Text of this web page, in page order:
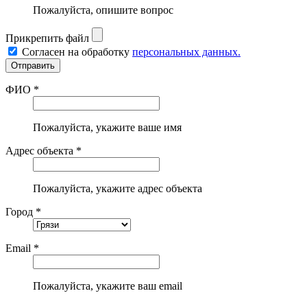
Пожалуйста, опишите вопрос
Прикрепить файл
Согласен на обработку персональных данных.
ФИО *
Пожалуйста, укажите ваше имя
Адрес объекта *
Пожалуйста, укажите адрес объекта
Город *
Email *
Пожалуйста, укажите ваш email